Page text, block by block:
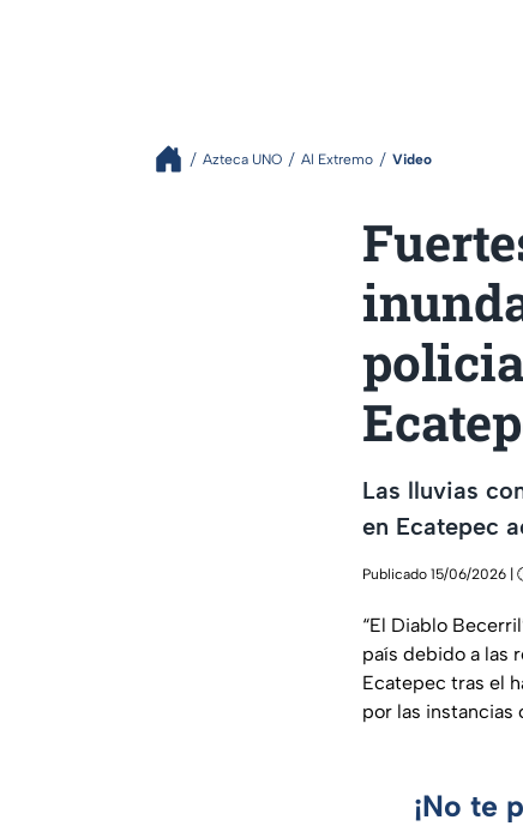
Azteca UNO Al Extremo Video
Las lluvias
en Ecatepec
Publicado 15/06/2026 |
“El Diablo
país debido a las
Ecatepec tras el
por las instancias
¡No te